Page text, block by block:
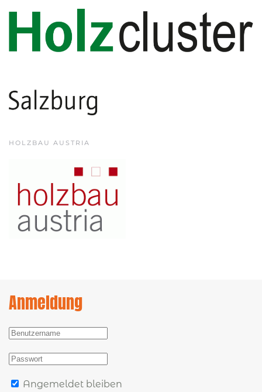
HOLZBAU AUSTRIA
Anmeldung
Angemeldet bleiben